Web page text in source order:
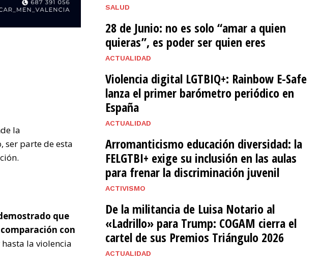
la
ser parte de esta
que
con
la violencia
SALUD
28 de Junio: no es solo “amar a quien
quieras”, es poder ser quien eres
ACTUALIDAD
Violencia digital LGTBIQ+: Rainbow E-Safe
lanza el primer barómetro periódico en
España
ACTUALIDAD
Arromanticismo educación diversidad: la
FELGTBI+ exige su inclusión en las aulas
para frenar la discriminación juvenil
ACTIVISMO
​De la militancia de Luisa Notario al
«Ladrillo» para Trump: COGAM cierra el
cartel de sus Premios Triángulo 2026
ACTUALIDAD